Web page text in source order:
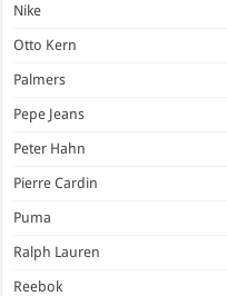
Nike
Otto Kern
Palmers
Pepe Jeans
Peter Hahn
Pierre Cardin
Puma
Ralph Lauren
Reebok